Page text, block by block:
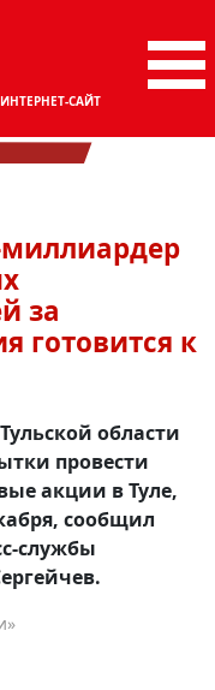
ИНТЕРНЕТ-САЙТ
миллиардер
за
готовится к
области
провести
акции в Туле,
сообщил
службы